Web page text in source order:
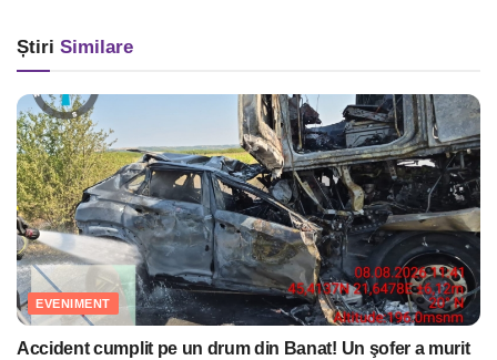
Știri Similare
EVENIMENT
Accident cumplit pe un drum din Banat! Un şofer a murit